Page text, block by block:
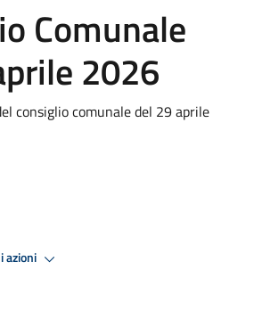
Comunale
2026
consiglio comunale del 29 aprile
azioni